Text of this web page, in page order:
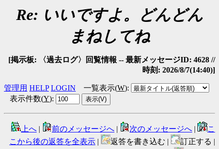
Re: いいですよ。どんどん
まねしてね
[掲示板: 〈過去ログ〉回覧情報 -- 最新メッセージID: 4628 //
時刻: 2026/8/7(14:40)]
管理用 HELP LOGIN 一覧表示(W):
表示件数(Y):
上へ | 前のメッセージへ | 次のメッセージへ |
こ
こから後の返答を全表示 | 返答を書き込む |
訂正する |